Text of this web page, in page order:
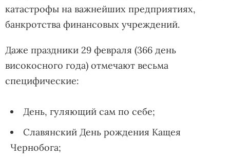
катастрофы на важнейших предприятиях,
банкротства финансовых учреждений.
Даже праздники 29 февраля (366 день
високосного года) отмечают весьма
специфические:
День, гуляющий сам по себе;
Славянский День рождения Кащея
Чернобога;